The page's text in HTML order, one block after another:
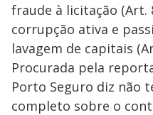
fraude à licitação (Art.
corrupção ativa e
lavagem de capitais
Procurada pela
Porto Seguro diz não
completo sobre o